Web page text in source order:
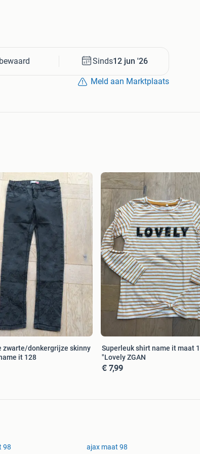
Sinds12 jun '26
Meld aan Marktplaats
zwarte/donkergrijze skinny
it 128
Superleuk shirt name it maat
"Lovely ZGAN
€ 7,99
98 ajax maat 98